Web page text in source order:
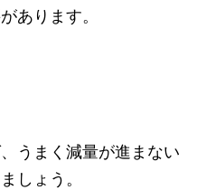
あります。
うまく減量が進まない
しょう。